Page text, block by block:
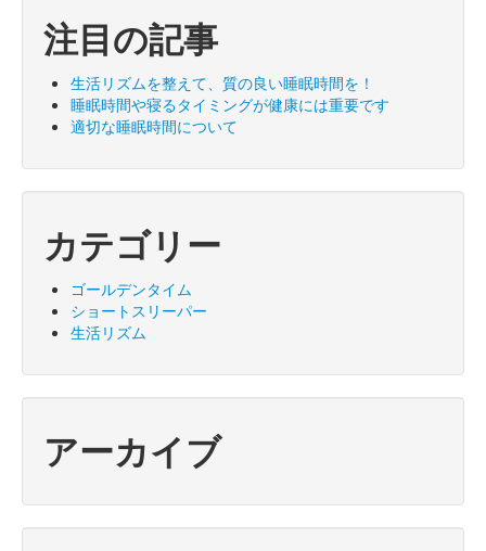
注目の記事
生活リズムを整えて、質の良い睡眠時間を！
睡眠時間や寝るタイミングが健康には重要です
適切な睡眠時間について
カテゴリー
ゴールデンタイム
ショートスリーパー
生活リズム
アーカイブ